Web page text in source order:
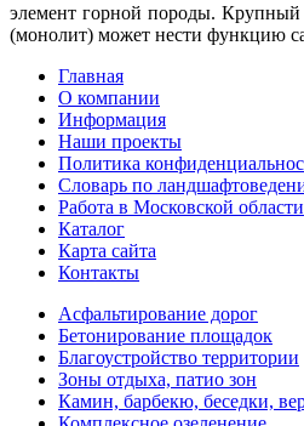
элемент горной породы. Крупный
(монолит) может нести функцию
Главная
О компании
Информация
Наши проекты
Политика
Словарь по
Работа в Московской области
Каталог
Карта сайта
Контакты
Асфальтирование дорог
Бетонирование площадок
Благоустройство территории
Зоны отдыха, патио зон
Камин, барбекю, беседки,